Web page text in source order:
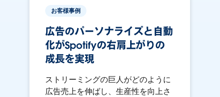
お客様事例
広告のパーソナライズと自動
化がSpotifyの右肩上がりの
成長を実現
ストリーミングの巨人がどのように
広告売上を伸ばし、生産性を向上さ